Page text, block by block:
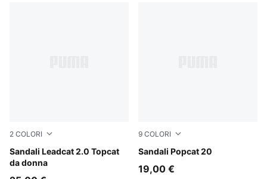
2 COLORI
Sandali Leadcat 2.0 Topcat
da donna
Toasted Almond-PUMA Black
9 COLORI
Sandali Popcat 20
Puma Black-Puma Black-
19,00 €